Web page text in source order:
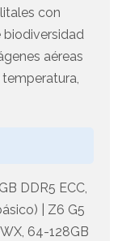
con
biodiversidad
aéreas
DDR5 ECC,
| Z6 G5
64-128GB